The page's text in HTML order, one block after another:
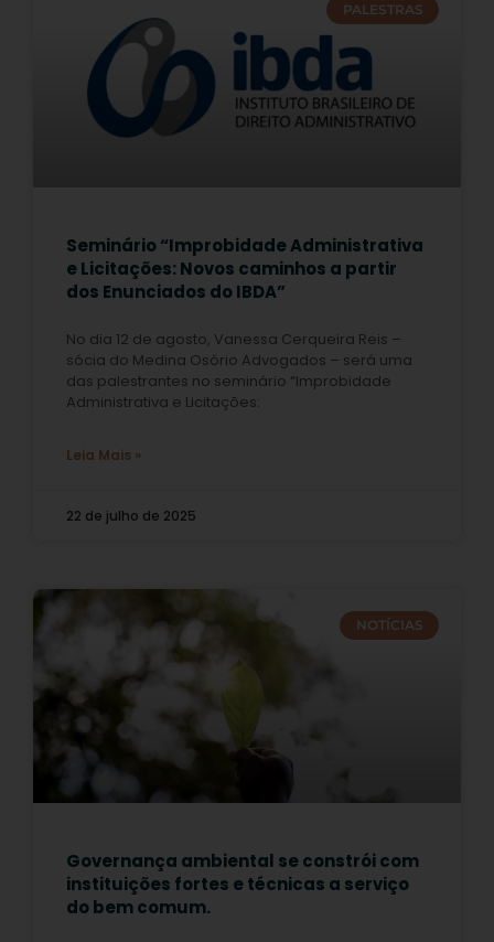
PALESTRAS
Seminário “Improbidade Administrativa
e Licitações: Novos caminhos a partir
dos Enunciados do IBDA”
No dia 12 de agosto, Vanessa Cerqueira Reis –
sócia do Medina Osório Advogados – será uma
das palestrantes no seminário “Improbidade
Administrativa e Licitações:
Leia Mais »
22 de julho de 2025
NOTÍCIAS
Governança ambiental se constrói com
instituições fortes e técnicas a serviço
do bem comum.